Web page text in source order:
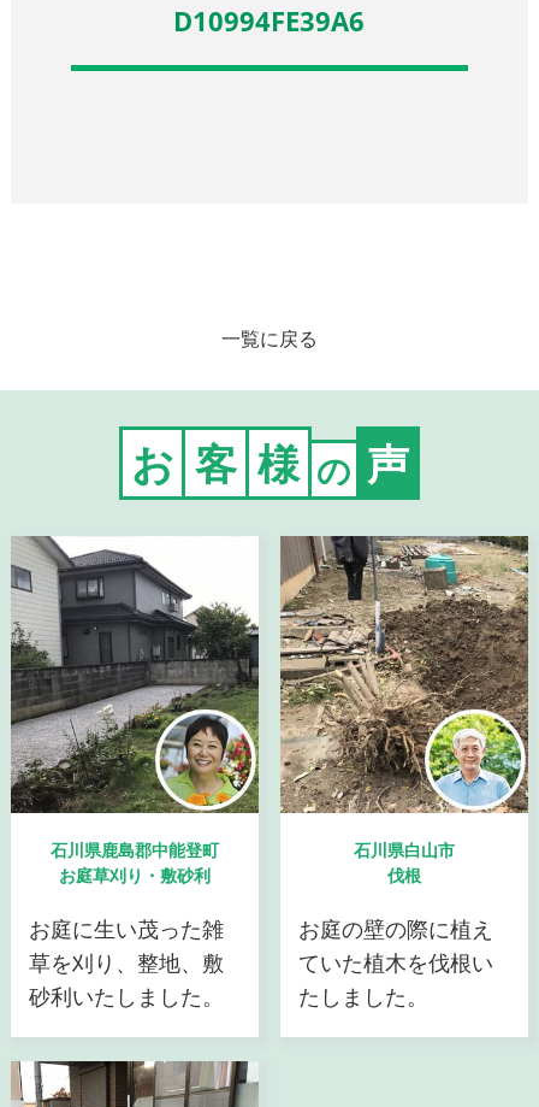
D10994FE39A6
一覧に戻る
お 客 様 の 声
石川県鹿島郡中能登町
お庭草刈り・敷砂利
お庭に生い茂った雑
草を刈り、整地、敷
砂利いたしました。
石川県白山市
伐根
お庭の壁の際に植え
ていた植木を伐根い
たしました。